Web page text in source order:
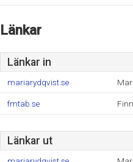
Länkar
Länkar in
mariarydqvist.se
fmtab.se
Länkar ut